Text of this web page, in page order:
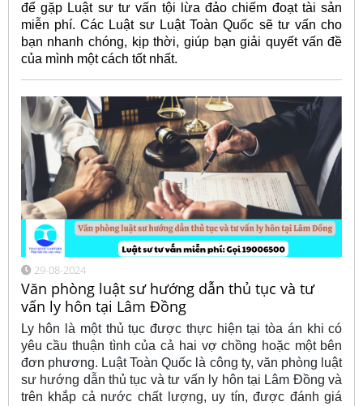
để gặp Luật sư tư vấn tội lừa đảo chiếm đoạt tài sản
miễn phí. Các Luật sư Luật Toàn Quốc sẽ tư vấn cho
bạn nhanh chóng, kịp thời, giúp bạn giải quyết vấn đề
của mình một cách tốt nhất.
29-08-2024
Văn phòng luật sư hướng dẫn thủ tục và tư
vấn ly hôn tại Lâm Đồng
Ly hôn là một thủ tục được thực hiện tại tòa án khi có
yêu cầu thuận tình của cả hai vợ chồng hoặc một bên
đơn phương. Luật Toàn Quốc là công ty, văn phòng luật
sư hướng dẫn thủ tục và tư vấn ly hôn tại Lâm Đồng và
trên khắp cả nước chất lượng, uy tín, được đánh giá